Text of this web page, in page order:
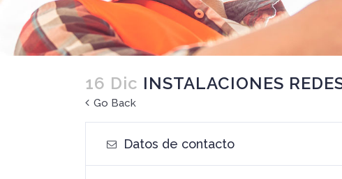
16 Dic INSTALACIONES
Go Back
Datos de contacto